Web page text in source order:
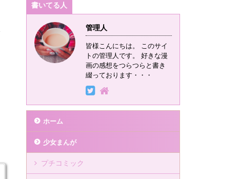
書いてる人
管理人
皆様こんにちは。 このサイ
トの管理人です。 好きな漫
画の感想をつらつらと書き
綴っております・・・
ホーム
少女まんが
プチコミック